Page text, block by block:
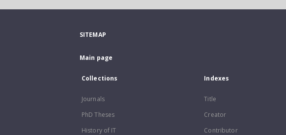
SITEMAP
Main page
Collections
Journals
PhD Theses
History of IT
Indexes
Title
Creator
Contributor